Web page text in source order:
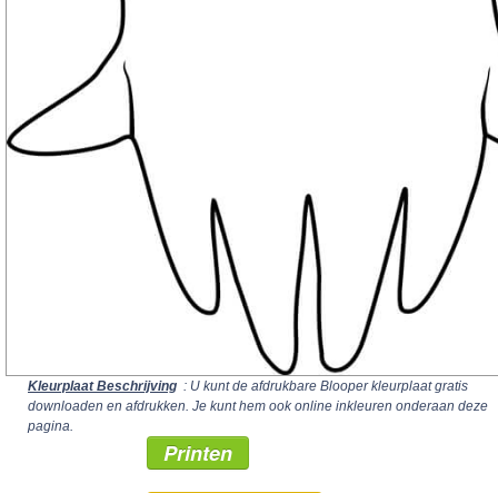
Kleurplaat Beschrijving : U kunt de afdrukbare Blooper kleurplaat gratis
downloaden en afdrukken. Je kunt hem ook online inkleuren onderaan deze
pagina.
Printen